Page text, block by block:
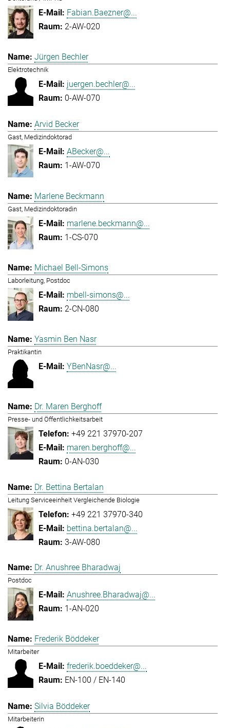
Fabian.Baezner@...
2-AW-020
Jürgen Bechler
Elektrotechnik
juergen.bechler@...
0-AW-070
Arvid Becker
Gast, Medizindoktorad
ABecker@...
1-AW-070
Marlene Beckmann
Gast, Medizindoktoradin
marlene.beckmann@...
1-CS-070
Michael Bell-Simons
Laborleitung, Postdoc
mbell-simons@...
2-CN-080
Yasmin Ben Nasr
Praktikantin
YBenNasr@...
Dr. Maren Berghoff
Presse- und Öffentlichkeitsarbeit
+49 221 37970-207
maren.berghoff@...
0-AN-030
Dr. Bettina Bertalan
Leitung Serviceeinheit Vergleichende Biologie
+49 221 37970-340
bettina.bertalan@...
3-AW-080
Dr. Anushree Bharadwaj
Postdoc
Anushree.Bharadwaj@...
1-AN-020
Frederik Böddeker
Mitarbeiter
frederik.boeddeker@...
EN-100 / EN-140
Silvia Böddeker
Mitarbeiterin